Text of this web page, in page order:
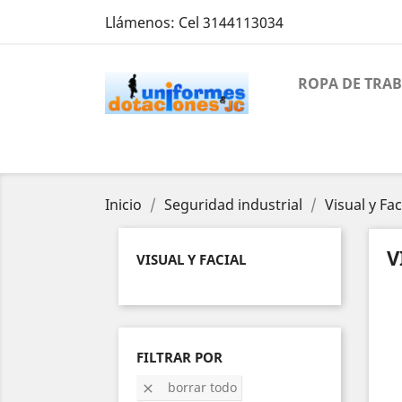
Llámenos: Cel 3144113034
ROPA DE
Inicio Seguridad industrial Visual y
VISUAL Y FACIAL
FILTRAR POR
 borrar todo